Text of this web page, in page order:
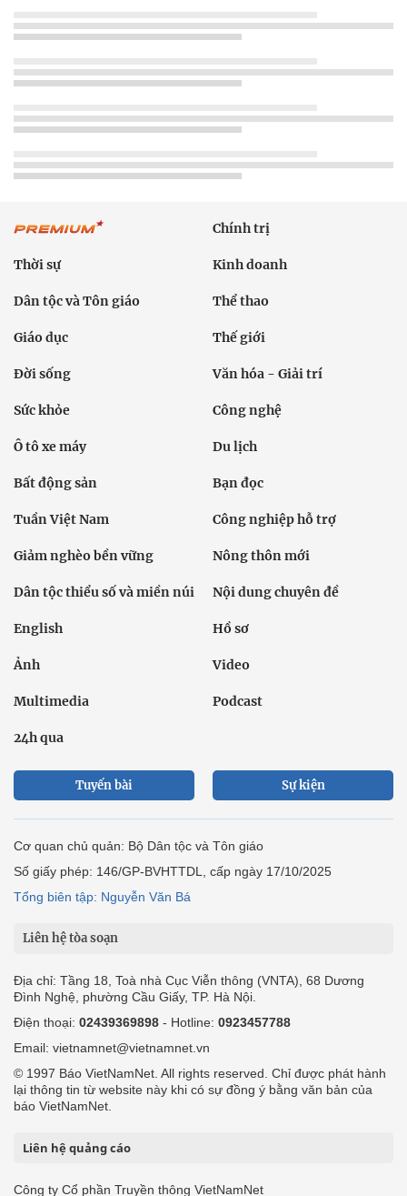
Chính trị
Thời sự Kinh doanh
Dân tộc và Tôn giáo Thể thao
Giáo dục Thế giới
Đời sống Văn hóa - Giải trí
Sức khỏe Công nghệ
Ô tô xe máy Du lịch
Bất động sản Bạn đọc
Tuần Việt Nam Công nghiệp hỗ trợ
Giảm nghèo bền vững Nông thôn mới
Dân tộc thiểu số và miền núi Nội dung chuyên đề
English Hồ sơ
Ảnh Video
Multimedia Podcast
24h qua
Tuyến bài Sự kiện
Cơ quan chủ quản: Bộ Dân tộc và Tôn giáo
Số giấy phép: 146/GP-BVHTTDL, cấp ngày 17/10/2025
Tổng biên tập: Nguyễn Văn Bá
Liên hệ tòa soạn
Địa chỉ: Tầng 18, Toà nhà Cục Viễn thông (VNTA), 68 Dương
Đình Nghệ, phường Cầu Giấy, TP. Hà Nội.
Điện thoại: 02439369898 - Hotline: 0923457788
Email: vietnamnet@vietnamnet.vn
© 1997 Báo VietNamNet. All rights reserved. Chỉ được phát hành
lại thông tin từ website này khi có sự đồng ý bằng văn bản của
báo VietNamNet.
Liên hệ quảng cáo
Công ty Cổ phần Truyền thông VietNamNet